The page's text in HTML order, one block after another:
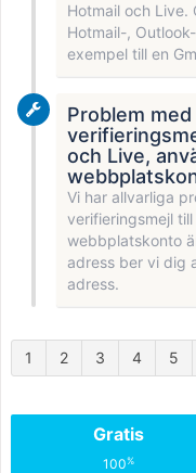
Hotmail och Live.
Hotmail-,
exempel till en
Problem
och Live,
Vi har allvarliga
verifieringsmejl
webbplatskonto
adress ber vi dig
adress.
1 2 3 4 5
Gratis
100%